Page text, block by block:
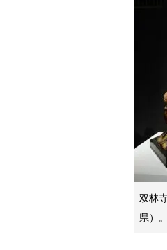
双林
県）